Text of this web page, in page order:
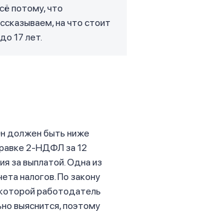
потому, что
на что стоит
17 лет.
должен быть ниже
2-НДФЛ за 12
за выплатой. Одна из
налогов. По закону
работодатель
выяснится, поэтому